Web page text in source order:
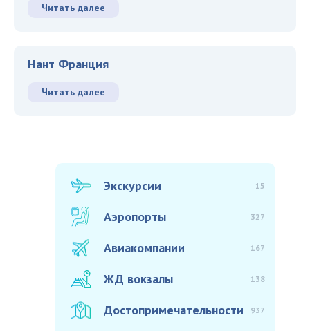
Читать далее
Нант Франция
Читать далее
Экскурсии 15
Аэропорты 327
Авиакомпании 167
ЖД вокзалы 138
Достопримечательности 937